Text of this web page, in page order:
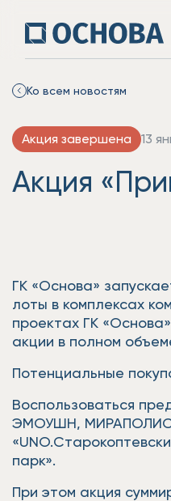
Ко всем новостям
Акция завершена 13
Акция
ГК «Основа»
лоты в комплексах
проектах ГК
акции в полном
Потенциальные
Воспользоваться
ЭМОУШН, МИРАПОЛИС,
парк».
При этом акция